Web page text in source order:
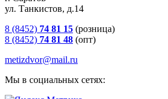
ул. Танкистов, д.14
8 (8452) 74 81 15 (розница)
8 (8452) 74 81 48 (опт)
metizdvor@mail.ru
Мы в социальных сетях: